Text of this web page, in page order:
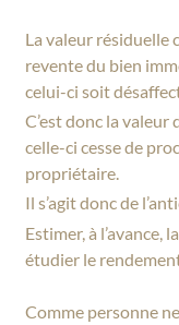
La valeur résiduelle
revente du bien
celui-ci soit
C’est donc la
celle-ci cesse de
propriétaire.
Il s’agit donc de
Estimer, à
étudier le
Comme personne